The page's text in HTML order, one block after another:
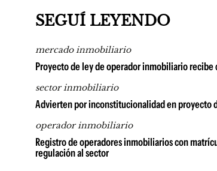
SEGUÍ LEYENDO
mercado inmobiliario
Proyecto de ley de operador inmobiliario
sector inmobiliario
Advierten por inconstitucionalidad en proyecto
operador inmobiliario
Registro de operadores inmobiliarios con
regulación al sector